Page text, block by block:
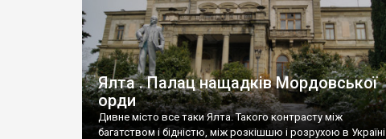
Ялта . Палац нащадків Мордовської
орди
Дивне місто все таки Ялта. Такого контрасту між
багатством і бідністю, між розкішшю і розрухою в Україні